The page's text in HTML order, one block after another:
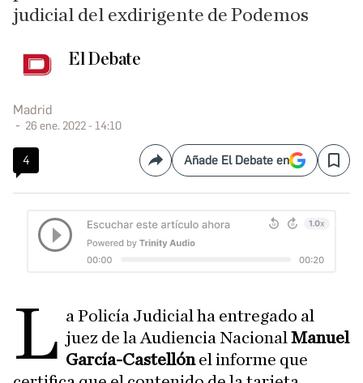
judicial del exdirigente de Podemos
El Debate
Madrid
26 ene. 2022 - 14:10
4 CompartirAñade El Debate en Save
L a Policía Judicial ha entregado al
juez de la Audiencia NacionalManuel
García-Castellónel informe que